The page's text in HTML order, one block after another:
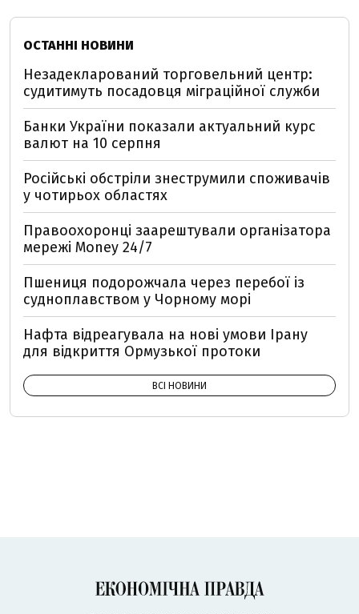
ОСТАННІ НОВИНИ
Незадекларований торговельний центр:
судитимуть посадовця міграційної служби
Банки України показали актуальний курс
валют на 10 серпня
Російські обстріли знеструмили споживачів
у чотирьох областях
Правоохоронці заарештували організатора
мережі Money 24/7
Пшениця подорожчала через перебої із
судноплавством у Чорному морі
Нафта відреагувала на нові умови Ірану
для відкриття Ормузької протоки
ВСІ НОВИНИ